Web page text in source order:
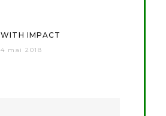
WITH IMPACT
4 mai 2018